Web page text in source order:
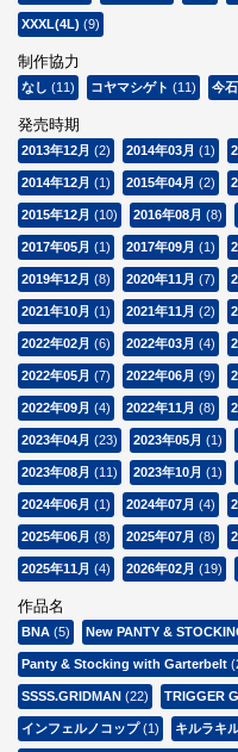
XXXL(4L) (9)
制作協力
なし (11) コヤマシゲト (11) 今
発売時期
2013年12月 (2) 2014年03月 (1)
2014年12月 (1) 2015年04月 (2)
2015年12月 (10) 2016年08月 (8)
2017年05月 (1) 2017年09月 (1)
2019年12月 (8) 2020年11月 (7)
2021年10月 (1) 2021年11月 (2)
2022年02月 (6) 2022年03月 (4)
2022年05月 (7) 2022年06月 (9)
2022年09月 (4) 2022年11月 (8)
2023年04月 (23) 2023年05月 (1)
2023年08月 (11) 2023年10月 (1)
2024年06月 (1) 2024年07月 (4)
2025年06月 (8) 2025年07月 (8)
2025年11月 (4) 2026年02月 (19)
作品名
BNA (5) New PANTY &
Panty & Stocking with Garterbelt
SSSS.GRIDMAN (22) TRIGGER
インフェルノコップ(1) キルラキ